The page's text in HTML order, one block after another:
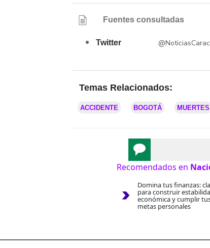
Fuentes consultadas
Twitter
Temas Relacionados:
ACCIDENTE BOGOTÁ MUERTES
Recomendados en
Domina tus finanzas:
para construir
económica y cumplir
metas personales